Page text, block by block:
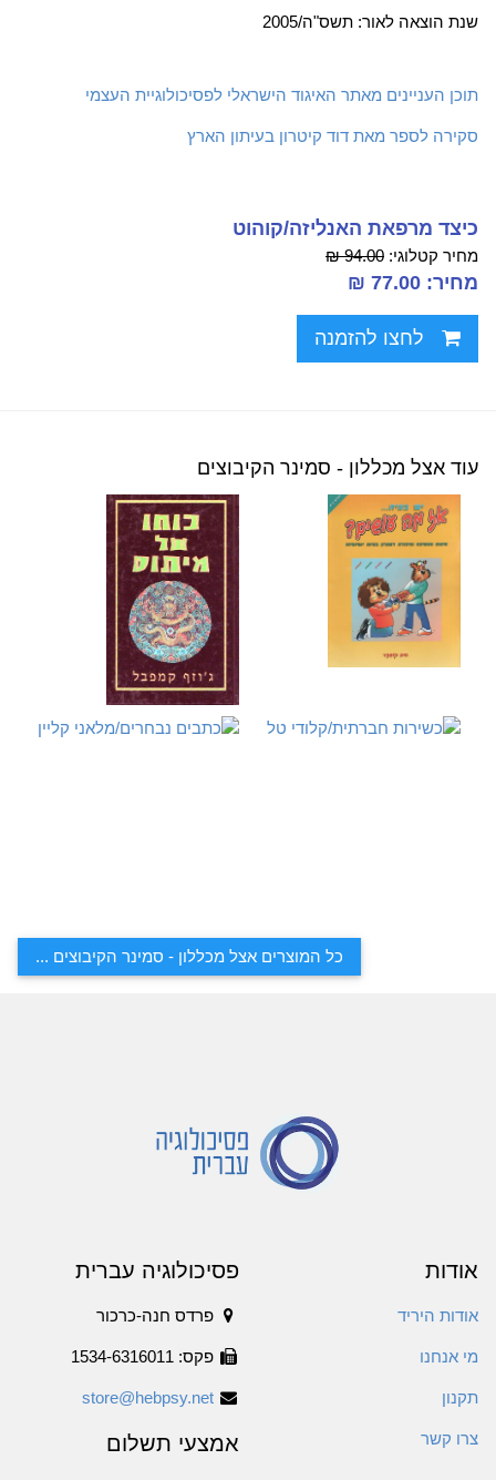
שנת הוצאה לאור: תשס"ה/2005
תוכן העניינים מאתר האיגוד הישראלי לפסיכולוגיית העצמי
סקירה לספר מאת דוד קיטרון בעיתון הארץ
כיצד מרפאת האנליזה/קוהוט
מחיר קטלוגי: 94.00 ₪
מחיר: 77.00 ₪
לחצו להזמנה
עוד אצל מכללון - סמינר הקיבוצים
כל המוצרים אצל מכללון - סמינר הקיבוצים ...
אודות
אודות היריד
מי אנחנו
תקנון
צרו קשר
פסיכולוגיה עברית
פרדס חנה-כרכור
פקס: 1534-6316011
store@hebpsy.net
אמצעי תשלום